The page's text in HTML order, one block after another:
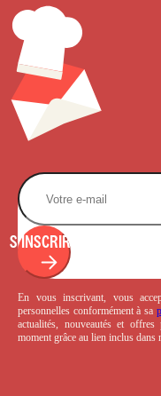
S'INSCRIRE
En vous inscrivant, vous
personnelles conformément à sa
actualités, nouveautés et
moment grâce au lien inclus dans